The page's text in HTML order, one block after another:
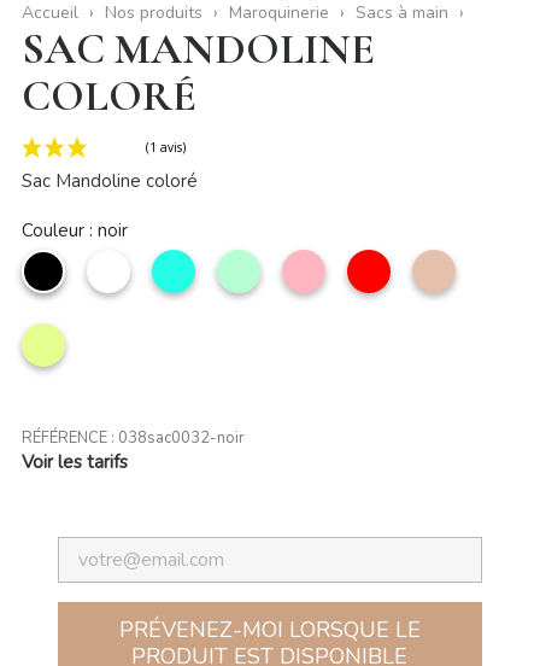
Accueil Nos produits Maroquinerie Sacs à main
SAC MANDOLINE
COLORÉ
(1 avis)
Sac Mandoline coloré
Couleur : noir
noir Blanc TurquoiseAqua
Rose
clair
Rouge
Taupe
clair
ANIS
RÉFÉRENCE : 038sac0032-noir
Voir les tarifs
PRÉVENEZ-MOI LORSQUE LE
PRODUIT EST DISPONIBLE